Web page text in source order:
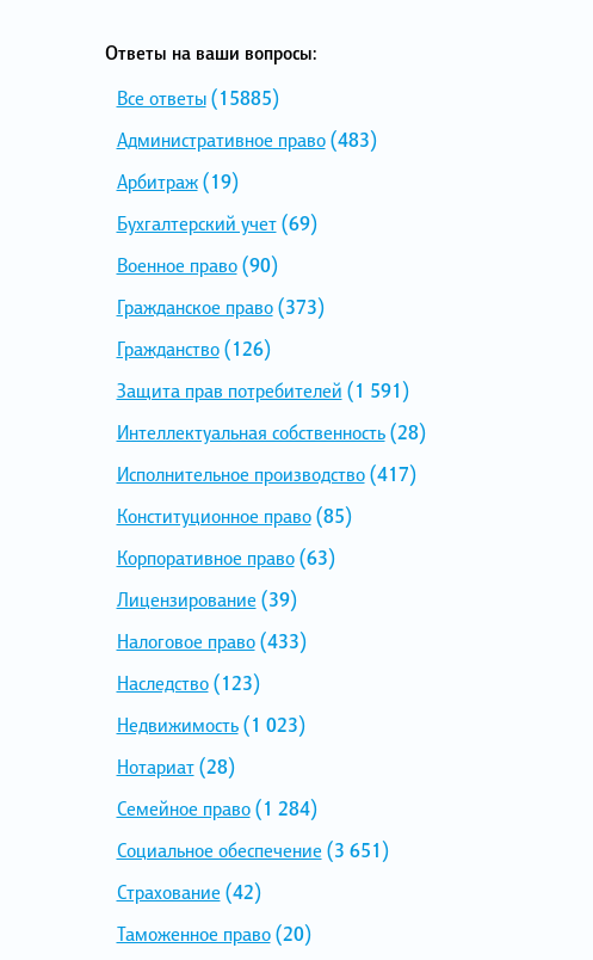
Ответы на ваши вопросы:
Все ответы(15885)
Административное право(483)
Арбитраж(19)
Бухгалтерский учет(69)
Военное право(90)
Гражданское право(373)
Гражданство(126)
Защита прав потребителей (1 591)
Интеллектуальная собственность(28)
Исполнительное производство(417)
Конституционное право(85)
Корпоративное право(63)
Лицензирование (39)
Налоговое право(433)
Наследство(123)
Недвижимость(1 023)
Нотариат(28)
Семейное право(1 284)
Социальное обеспечение (3 651)
Страхование (42)
Таможенное право(20)